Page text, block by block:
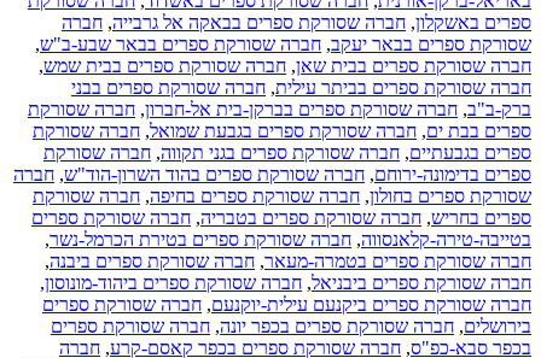
ספרים באשקלון, חברה שסורקת ספרים בבאקה אל גרבייה, חברה
שסורקת ספרים בבאר יעקב, חברה שסורקת ספרים בבאר שבע-ב"ש,
חברה שסורקת ספרים בבית שאן, חברה שסורקת ספרים בבית שמש,
חברה שסורקת ספרים בביתר עילית, חברה שסורקת ספרים בבני
ברק-ב"ב, חברה שסורקת ספרים בברקן-בית אל-חברון, חברה שסורקת
ספרים בבת ים, חברה שסורקת ספרים בגבעת שמואל, חברה שסורקת
ספרים בגבעתיים, חברה שסורקת ספרים בגני תקווה, חברה שסורקת
ספרים בדימונה-ירוחם, חברה שסורקת ספרים בהוד השרון-הוד"ש, חברה
שסורקת ספרים בחולון, חברה שסורקת ספרים בחיפה, חברה שסורקת
ספרים בחריש, חברה שסורקת ספרים בטבריה, חברה שסורקת ספרים
בטייבה-טירה-קלאנסווה, חברה שסורקת ספרים בטירת הכרמל-נשר,
חברה שסורקת ספרים בטמרה-מעאר, חברה שסורקת ספרים ביבנה,
חברה שסורקת ספרים ביבניאל, חברה שסורקת ספרים ביהוד-מונוסון,
חברה שסורקת ספרים ביקנעם עילית-יוקנעם, חברה שסורקת ספרים
בירושלים, חברה שסורקת ספרים בכפר יונה, חברה שסורקת ספרים
בכפר סבא-כפ"ס, חברה שסורקת ספרים בכפר קאסם-קרע, חברה